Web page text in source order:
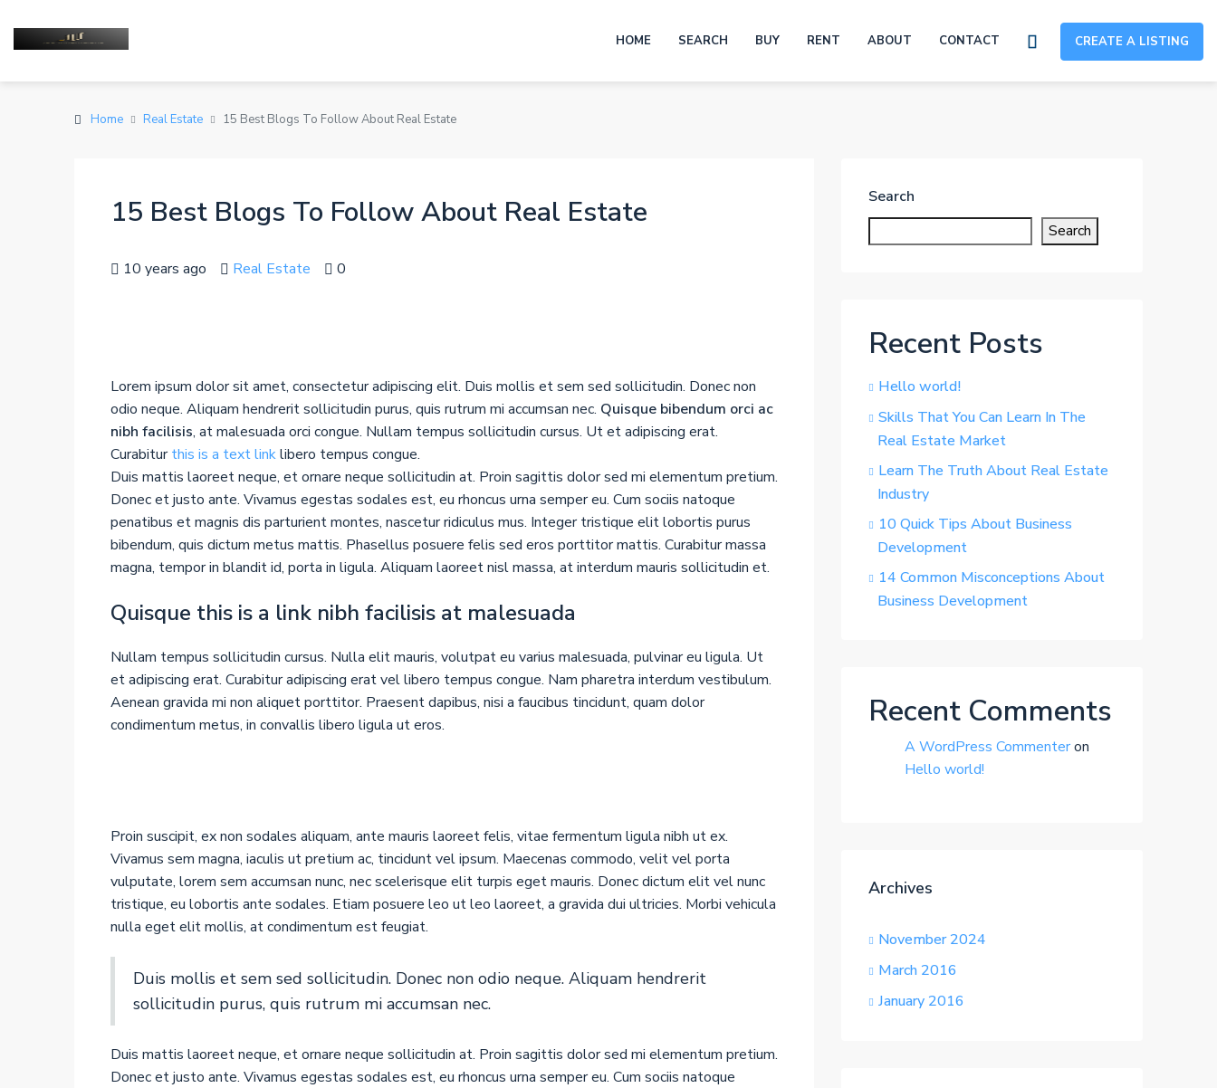
HOME SEARCH BUY RENT ABOUT CONTACT CREATE A LISTING
Home Real Estate 15 Best Blogs To Follow About Real Estate
15 Best Blogs To Follow About Real Estate
10 years ago Real Estate 0
Lorem ipsum dolor sit amet, consectetur adipiscing elit. Duis mollis et sem sed sollicitudin. Donec non
odio neque. Aliquam hendrerit sollicitudin purus, quis rutrum mi accumsan nec. Quisque bibendum orci ac
nibh facilisis, at malesuada orci congue. Nullam tempus sollicitudin cursus. Ut et adipiscing erat.
Curabiturthis is a text linklibero tempus congue.
Duis mattis laoreet neque, et ornare neque sollicitudin at. Proin sagittis dolor sed mi elementum pretium.
Donec et justo ante. Vivamus egestas sodales est, eu rhoncus urna semper eu. Cum sociis natoque
penatibus et magnis dis parturient montes, nascetur ridiculus mus. Integer tristique elit lobortis purus
bibendum, quis dictum metus mattis. Phasellus posuere felis sed eros porttitor mattis. Curabitur massa
magna, tempor in blandit id, porta in ligula. Aliquam laoreet nisl massa, at interdum mauris sollicitudin et.
Quisque this is a link nibh facilisis at malesuada
Nullam tempus sollicitudin cursus. Nulla elit mauris, volutpat eu varius malesuada, pulvinar eu ligula. Ut
et adipiscing erat. Curabitur adipiscing erat vel libero tempus congue. Nam pharetra interdum vestibulum.
Aenean gravida mi non aliquet porttitor. Praesent dapibus, nisi a faucibus tincidunt, quam dolor
condimentum metus, in convallis libero ligula ut eros.
Proin suscipit, ex non sodales aliquam, ante mauris laoreet felis, vitae fermentum ligula nibh ut ex.
Vivamus sem magna, iaculis ut pretium ac, tincidunt vel ipsum. Maecenas commodo, velit vel porta
vulputate, lorem sem accumsan nunc, nec scelerisque elit turpis eget mauris. Donec dictum elit vel nunc
tristique, eu lobortis ante sodales. Etiam posuere leo ut leo laoreet, a gravida dui ultricies. Morbi vehicula
nulla eget elit mollis, at condimentum est feugiat.
Duis mollis et sem sed sollicitudin. Donec non odio neque. Aliquam hendrerit
sollicitudin purus, quis rutrum mi accumsan nec.
Duis mattis laoreet neque, et ornare neque sollicitudin at. Proin sagittis dolor sed mi elementum pretium.
Donec et justo ante. Vivamus egestas sodales est, eu rhoncus urna semper eu. Cum sociis natoque
Search
Search
Recent Posts
Hello world!
Skills That You Can Learn In The
Real Estate Market
Learn The Truth About Real Estate
Industry
10 Quick Tips About Business
Development
14 Common Misconceptions About
Business Development
Recent Comments
A WordPress Commenteron
Hello world!
Archives
November 2024
March 2016
January 2016